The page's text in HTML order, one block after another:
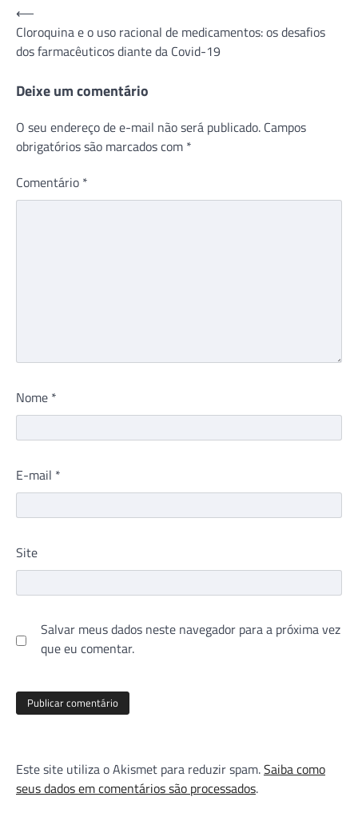
Navegação
de
Post
⟵
Cloroquina e o uso racional de medicamentos: os desafios
dos farmacêuticos diante da Covid-19
Deixe um comentário
O seu endereço de e-mail não será publicado. Campos
obrigatórios são marcados com *
Comentário *
Nome *
E-mail *
Site
Salvar meus dados neste navegador para a próxima vez
que eu comentar.
Este site utiliza o Akismet para reduzir spam.Saiba como
seus dados em comentários são processados.